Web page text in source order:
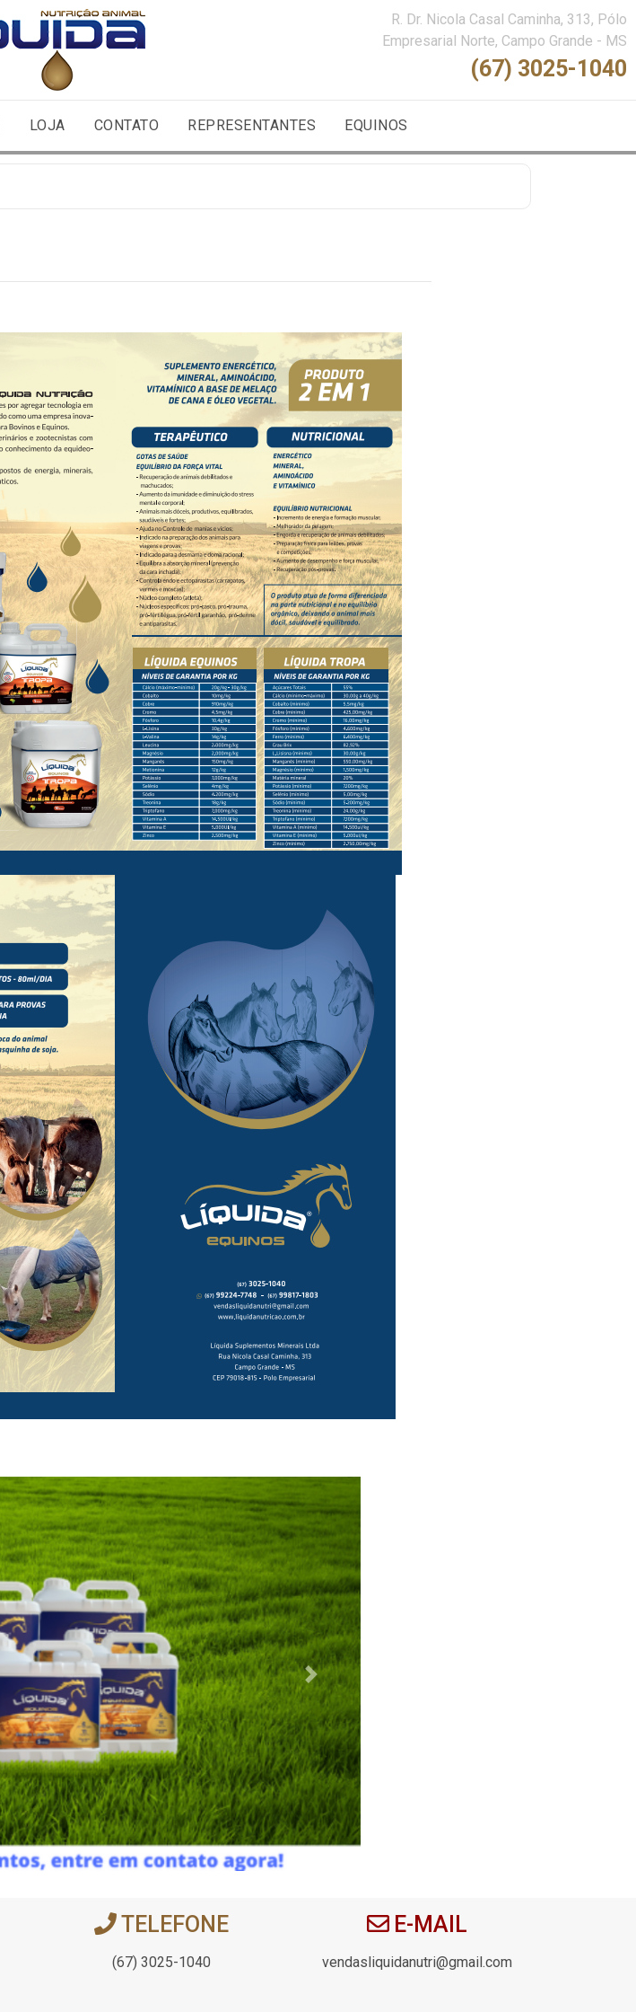
R. Dr. Nicola Casal Caminha, 313, Pólo
Empresarial Norte, Campo Grande - MS
(67) 3025-1040
LOJA CONTATO REPRESENTANTES EQUINOS
Next
TELEFONE
(67) 3025-1040
E-MAIL
vendasliquidanutri@gmail.com